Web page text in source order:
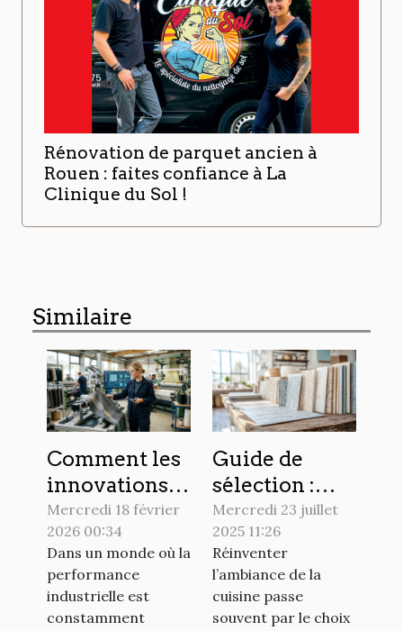
Rénovation de parquet ancien à
Rouen : faites confiance à La
Clinique du Sol !
Similaire
Comment les
innovations
en textiles
techniques
transforment-
elles le
secteur
Mercredi 18 février
2026 00:34
Dans un monde où la
performance
industrielle est
constamment
Guide de
sélection :
choisir le
papier peint
idéal pour
votre cuisine
Mercredi 23 juillet
2025 11:26
Réinventer
l’ambiance de la
cuisine passe
souvent par le choix